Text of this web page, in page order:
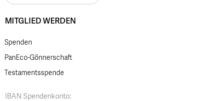
MITGLIED WERDEN
Spenden
PanEco-Gönnerschaft
Testamentsspende
IBAN Spendenkonto: